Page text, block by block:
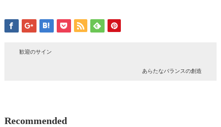
歓迎のサイン
あらたなバランスの創造
Recommended